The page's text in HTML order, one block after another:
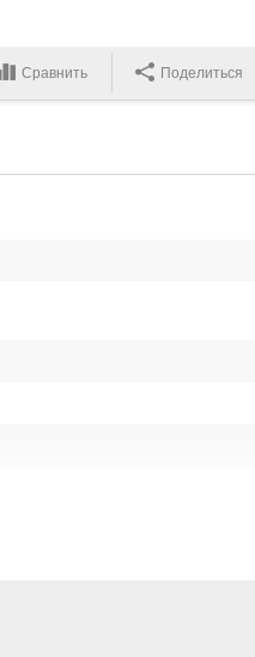
Сравнить Поделиться